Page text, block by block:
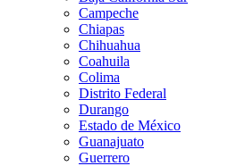
Campeche
Chiapas
Chihuahua
Coahuila
Colima
Distrito Federal
Durango
Estado de México
Guanajuato
Guerrero